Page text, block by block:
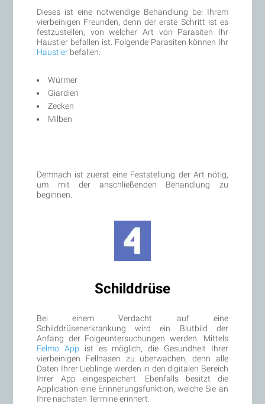
Dieses ist eine notwendige Behandlung bei Ihrem
vierbeinigen Freunden, denn der erste Schritt ist es
festzustellen, von welcher Art von Parasiten Ihr
Haustier befallen ist. Folgende Parasiten können Ihr
Haustier befallen:
Würmer
Giardien
Zecken
Milben
Demnach ist zuerst eine Feststellung der Art nötig,
um mit der anschließenden Behandlung zu
beginnen.
Schilddrüse
Bei einem Verdacht auf eine
Schilddrüsenerkrankung wird ein Blutbild der
Anfang der Folgeuntersuchungen werden. Mittels
Felmo App ist es möglich, die Gesundheit Ihrer
vierbeinigen Fellnasen zu überwachen, denn alle
Daten Ihrer Lieblinge werden in den digitalen Bereich
Ihrer App eingespeichert. Ebenfalls besitzt die
Application eine Erinnerungsfunktion, welche Sie an
Ihre nächsten Termine erinnert.